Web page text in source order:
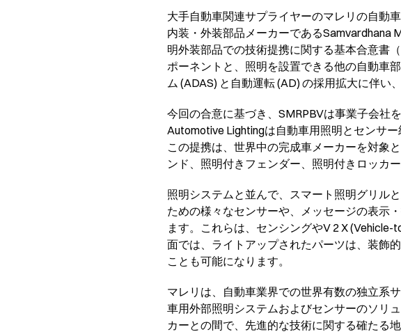
大手自動車関連サプライヤーのマレリの自動
内装・外装部品メーカーであるSamvardhana
明外装部品での技術提携に関する基本合意書
ポーネントと、照明を設置できる他の自動車
ム (ADAS) と自動運転 (AD) の採用拡大に伴い
今回の合意に基づき、SMRPBVは事業子会社
Automotive Lightingは自動車用照明とセンサ
この提携は、世界中の完成車メーカーを対象
ンド、照明付きフェンダー、照明付きロッカ
照明システムと並んで、スマート照明グリル
ための様々なセンサーや、メッセージの表示
ます。これらは、センシングやV 2 X
面では、ライトアップされたパーツは、装飾
ことも可能になります。
マレリは、自動車業界での世界有数の独立系
車用外部照明システムおよびセンサーのソリ
カーとの間で、先進的な技術に関する確たる